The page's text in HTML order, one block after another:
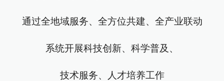
通过全地域服务、全方位共建、全产业联动
系统开展科技创新、科学普及、
技术服务、人才培养工作